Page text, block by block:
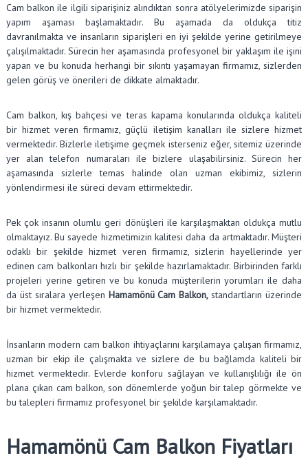
Cam balkon ile ilgili siparişiniz alındıktan sonra atölyelerimizde siparişin
yapım aşaması başlamaktadır. Bu aşamada da oldukça titiz
davranılmakta ve insanların siparişleri en iyi şekilde yerine getirilmeye
çalışılmaktadır. Sürecin her aşamasında profesyonel bir yaklaşım ile işini
yapan ve bu konuda herhangi bir sıkıntı yaşamayan firmamız, sizlerden
gelen görüş ve önerileri de dikkate almaktadır.
Cam balkon, kış bahçesi ve teras kapama konularında oldukça kaliteli
bir hizmet veren firmamız, güçlü iletişim kanalları ile sizlere hizmet
vermektedir. Bizlerle iletişime geçmek isterseniz eğer, sitemiz üzerinde
yer alan telefon numaraları ile bizlere ulaşabilirsiniz. Sürecin her
aşamasında sizlerle temas halinde olan uzman ekibimiz, sizlerin
yönlendirmesi ile süreci devam ettirmektedir.
Pek çok insanın olumlu geri dönüşleri ile karşılaşmaktan oldukça mutlu
olmaktayız. Bu sayede hizmetimizin kalitesi daha da artmaktadır. Müşteri
odaklı bir şekilde hizmet veren firmamız, sizlerin hayellerinde yer
edinen cam balkonları hızlı bir şekilde hazırlamaktadır. Birbirinden farklı
projeleri yerine getiren ve bu konuda müşterilerin yorumları ile daha
da üst sıralara yerleşen Hamamönü Cam Balkon,standartların üzerinde
bir hizmet vermektedir.
İnsanların modern cam balkon ihtiyaçlarını karşılamaya çalışan firmamız,
uzman bir ekip ile çalışmakta ve sizlere de bu bağlamda kaliteli bir
hizmet vermektedir. Evlerde konforu sağlayan ve kullanışlılığı ile ön
plana çıkan cam balkon, son dönemlerde yoğun bir talep görmekte ve
bu talepleri firmamız profesyonel bir şekilde karşılamaktadır.
Hamamönü Cam Balkon Fiyatları